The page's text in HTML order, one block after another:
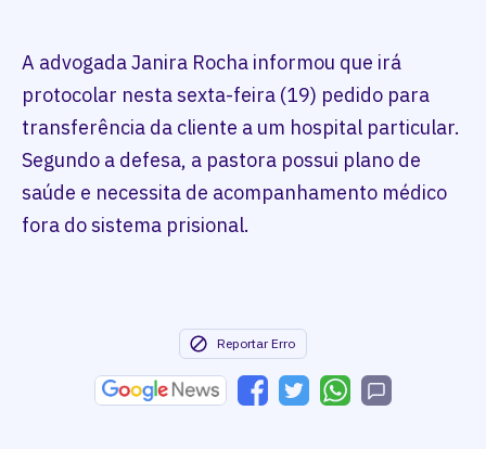
A advogada Janira Rocha informou que irá
protocolar nesta sexta-feira (19) pedido para
transferência da cliente a um hospital particular.
Segundo a defesa, a pastora possui plano de
saúde e necessita de acompanhamento médico
fora do sistema prisional.
Reportar Erro